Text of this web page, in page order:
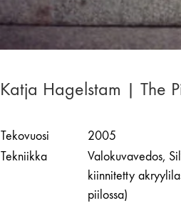
Katja Hagelstam | The
Tekovuosi
2005
Tekniikka
Valokuvavedos,
kiinnitetty
piilossa)